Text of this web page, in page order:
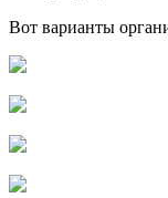
Вот варианты